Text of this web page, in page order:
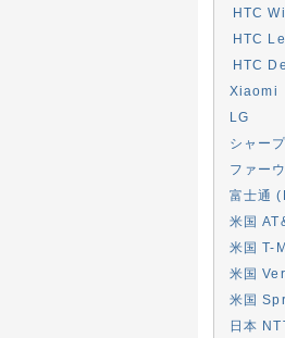
HTC
HTC
HTC
Xiaomi
LG
シャー
ファー
富士通
米国
米国 T-
米国
米国
日本